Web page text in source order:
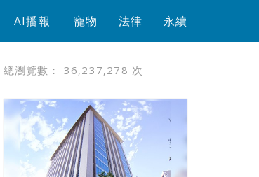
AI播報 寵物 法律 永續
總瀏覽數： 36,237,278 次